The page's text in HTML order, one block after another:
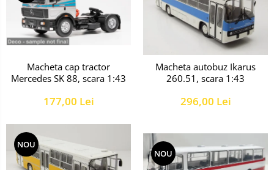
Macheta cap tractor
Mercedes SK 88, scara 1:43
177,00 Lei
Macheta autobuz Ikarus
260.51, scara 1:43
296,00 Lei
NOU
NOU